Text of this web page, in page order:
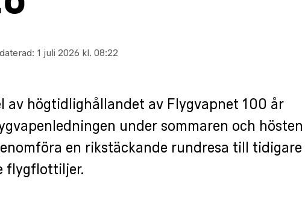
1 juli 2026 kl. 08:22
av högtidlighållandet av Flygvapnet 100 år
under sommaren och hösten
en rikstäckande rundresa till tidigare
flygflottiljer.